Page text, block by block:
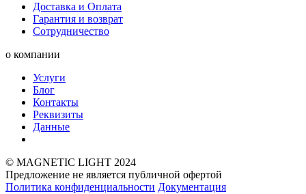
Доставка и Оплата
Гарантия и возврат
Сотрудничество
о компании
Услуги
Блог
Контакты
Реквизиты
Данные
© MAGNETIC LIGHT 2024
Предложение не является публичной офертой
Политика конфиденциальности Документация